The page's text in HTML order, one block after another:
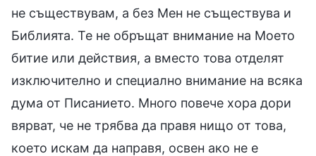
не съществувам, а без Мен не съществува и
Библията. Те не обръщат внимание на Моето
битие или действия, а вместо това отделят
изключително и специално внимание на всяка
дума от Писанието. Много повече хора дори
вярват, че не трябва да правя нищо от това,
което искам да направя, освен ако не е